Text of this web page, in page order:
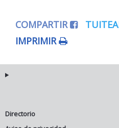
COMPARTIR
IMPRIMIR
Directorio